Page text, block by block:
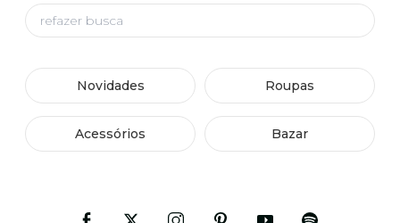
Novidades Roupas
Acessórios Bazar